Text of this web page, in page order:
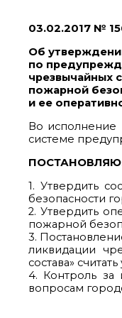
03.02.2017 №
Об
по
чрезвычайных
пожарной
и ее
Во исполнение
системе
1. Утвердить
безопасности
2. Утвердить
пожарной
3.
ликвидации
состава»
4. Контроль за
вопросам